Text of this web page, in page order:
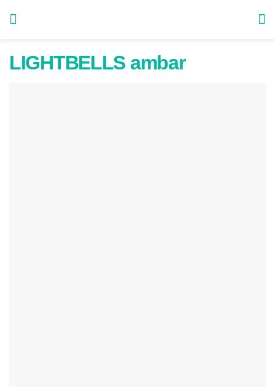
LIGHTBELLS ambar